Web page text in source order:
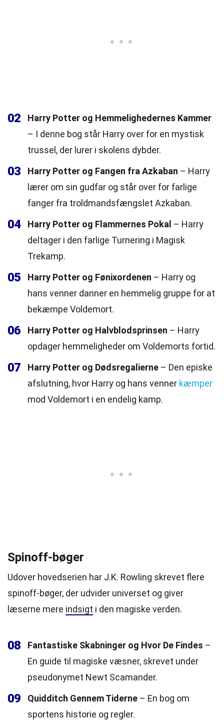
02
Harry Potter og Hemmelighedernes Kammer
– I denne bog står Harry over for en mystisk
trussel, der lurer i skolens dybder.
03 Harry Potter og Fangen fra Azkaban – Harry
lærer om sin gudfar og står over for farlige
fanger fra troldmandsfængslet Azkaban.
04 Harry Potter og Flammernes Pokal – Harry
deltager i den farlige Turnering i Magisk
Trekamp.
05 Harry Potter og Fønixordenen – Harry og
hans venner danner en hemmelig gruppe for at
bekæmpe Voldemort.
06 Harry Potter og Halvblodsprinsen – Harry
opdager hemmeligheder om Voldemorts fortid.
07 Harry Potter og Dødsregalierne – Den episke
afslutning, hvor Harry og hans venner kæmper
mod Voldemort i en endelig kamp.
Spinoff-bøger
Udover hovedserien har J.K. Rowling skrevet flere
spinoff-bøger, der udvider universet og giver
læserne mere indsigt i den magiske verden.
08 Fantastiske Skabninger og Hvor De Findes –
En guide til magiske væsner, skrevet under
pseudonymet Newt Scamander.
09 Quidditch Gennem Tiderne – En bog om
sportens historie og regler.